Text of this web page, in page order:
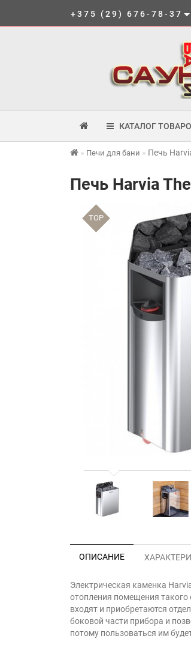
+375 (29) 676-78-37
КАТАЛОГ
Печи для бани Печь
Печь Harvia
TOP
ОПИСАНИЕ
Электрическая каменка
отопления помещения такого
входят и приобретаются
боковой части прибора и
потому пользоваться им